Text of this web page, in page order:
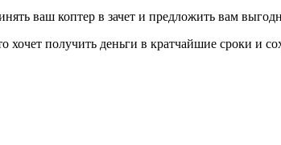
ваш коптер в зачет и предложить вам
получить деньги в кратчайшие сроки и